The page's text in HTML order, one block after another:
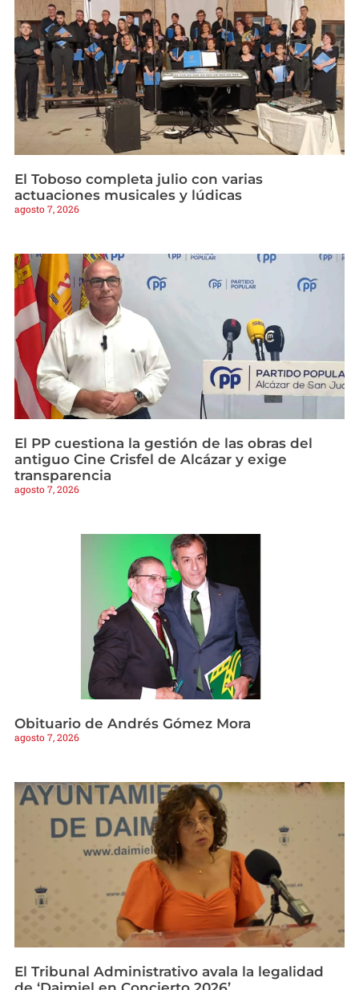
El Toboso completa julio con varias
actuaciones musicales y lúdicas
agosto 7, 2026
El PP cuestiona la gestión de las obras del
antiguo Cine Crisfel de Alcázar y exige
transparencia
agosto 7, 2026
Obituario de Andrés Gómez Mora
agosto 7, 2026
El Tribunal Administrativo avala la legalidad